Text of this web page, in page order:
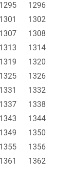
1295
1296
1301
1302
1307
1308
1313
1314
1319
1320
1325
1326
1331
1332
1337
1338
1343
1344
1349
1350
1355
1356
1361
1362